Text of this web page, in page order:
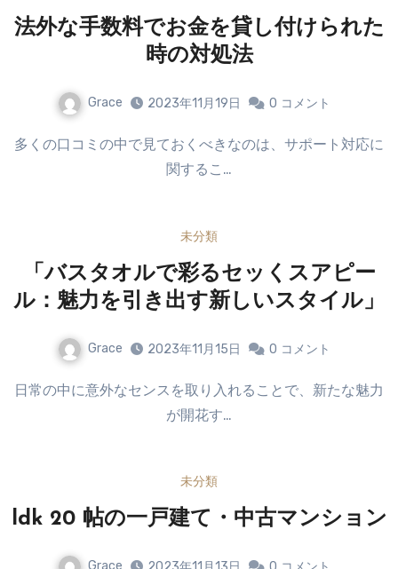
法外な手数料でお金を貸し付けられた
時の対処法
Grace 2023年11月19日 0 コメント
多くの口コミの中で見ておくべきなのは、サポート対応に
関するこ…
未分類
「バスタオルで彩るセッくスアピー
ル：魅力を引き出す新しいスタイル」
Grace 2023年11月15日 0 コメント
日常の中に意外なセンスを取り入れることで、新たな魅力
が開花す…
未分類
ldk 20 帖の一戸建て・中古マンション